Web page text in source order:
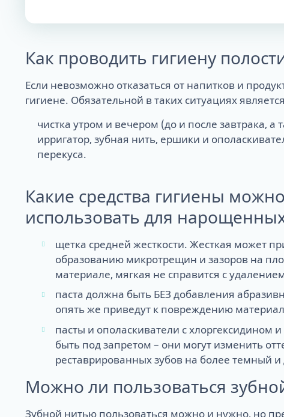
Как проводить гигиену
Если невозможно отказаться от напитков и
гигиене. Обязательной в таких ситуациях
чистка утром и вечером (до и после завтрака,
ирригатор, зубная нить, ершики и
перекуса.
Какие средства гигиены можно
использовать для
щетка средней жесткости. Жесткая может
образованию микротрещин и зазоров на
материале, мягкая не справится с
паста должна быть БЕЗ добавления
опять же приведут к повреждению
пасты и ополаскиватели с хлоргексидином
быть под запретом – они могут изменить
реставрированных зубов на более темный
Можно ли пользоваться
Зубной нитью пользоваться можно и нужно, но